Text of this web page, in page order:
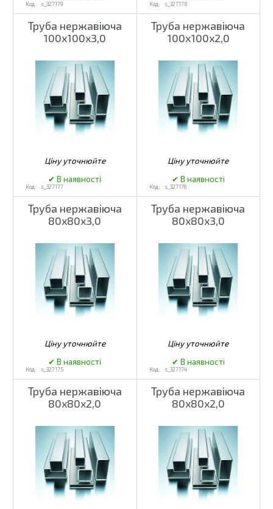
s_327179 s_327178
Труба нержавіюча
100х100х3,0
s_327177
Труба нержавіюча
100х100х2,0
s_327176
Труба нержавіюча
80х80х3,0
s_327175
Труба нержавіюча
80х80х3,0
s_327174
Труба нержавіюча
80х80х2,0
Труба нержавіюча
80х80х2,0